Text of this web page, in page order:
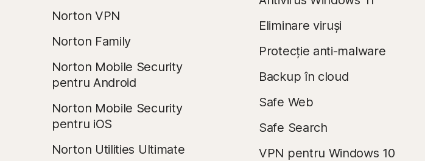
Norton VPN
Norton Family
Norton Mobile Security
pentru Android
Norton Mobile Security
pentru iOS
Norton Utilities Ultimate
Eliminare viruși
Protecție anti-malware
Backup în cloud
Safe Web
Safe Search
VPN pentru Windows 10